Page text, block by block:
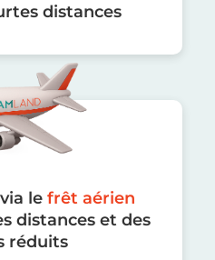
distances
le frêt aérien
distances et des
réduits